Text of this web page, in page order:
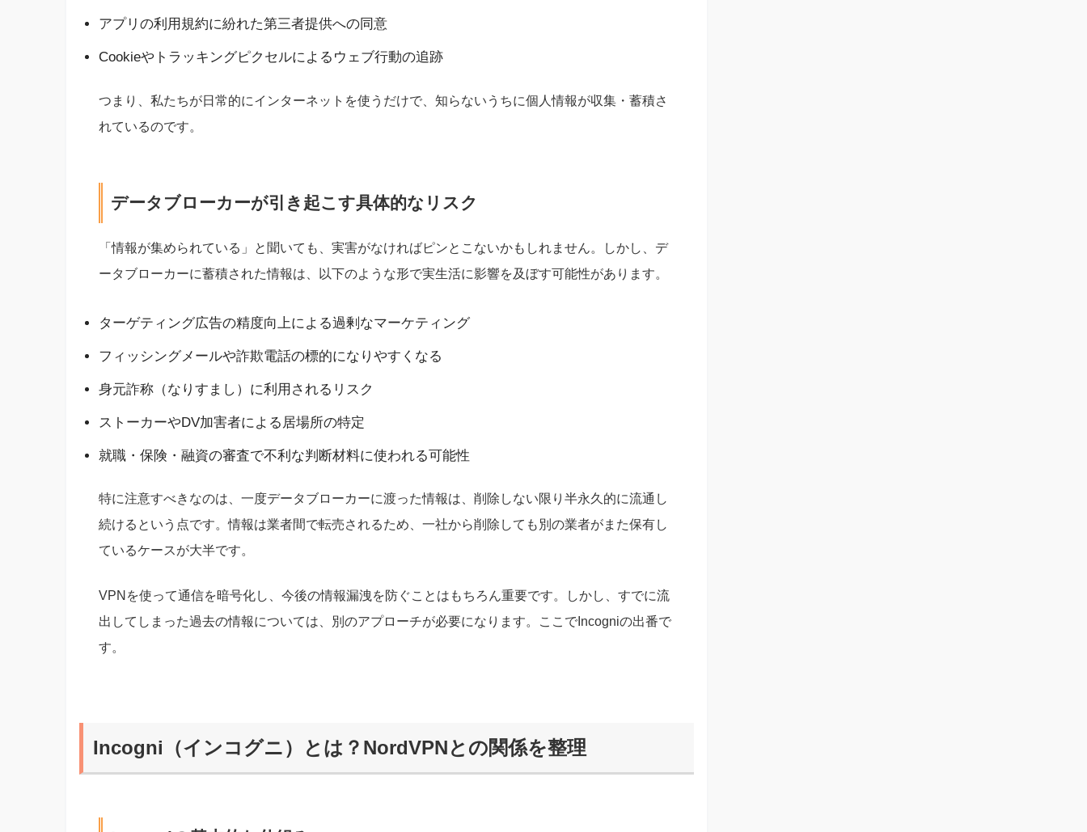
アプリの利用規約に紛れた第三者提供への同意
Cookieやトラッキングピクセルによるウェブ行動の追跡
つまり、私たちが日常的にインターネットを使うだけで、知らないうちに個人情報が収集・蓄積さ
れているのです。
データブローカーが引き起こす具体的なリスク
「情報が集められている」と聞いても、実害がなければピンとこないかもしれません。しかし、デ
ータブローカーに蓄積された情報は、以下のような形で実生活に影響を及ぼす可能性があります。
ターゲティング広告の精度向上による過剰なマーケティング
フィッシングメールや詐欺電話の標的になりやすくなる
身元詐称（なりすまし）に利用されるリスク
ストーカーやDV加害者による居場所の特定
就職・保険・融資の審査で不利な判断材料に使われる可能性
特に注意すべきなのは、一度データブローカーに渡った情報は、削除しない限り半永久的に流通し
続けるという点です。情報は業者間で転売されるため、一社から削除しても別の業者がまた保有し
ているケースが大半です。
VPNを使って通信を暗号化し、今後の情報漏洩を防ぐことはもちろん重要です。しかし、すでに流
出してしまった過去の情報については、別のアプローチが必要になります。ここでIncogniの出番で
す。
Incogni（インコグニ）とは？NordVPNとの関係を整理